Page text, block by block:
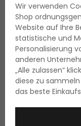
Wir verwenden
Shop
Website auf Ihre
statistische und
Personalisierung
anderen
„Alle zulassen“
diese zu
das beste